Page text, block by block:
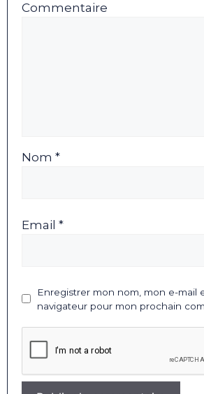
Commentaire
Nom *
Email *
Enregistrer mon nom, mon e-mail
navigateur pour mon prochain